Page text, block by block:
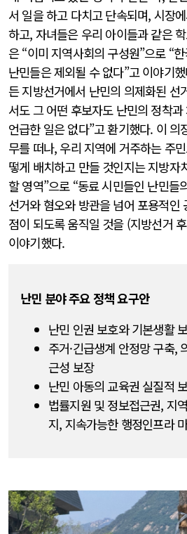
서 일을 하고 다치고 단속되며, 시장
하고, 자녀들은 우리 아이들과 같은
은 “이미 지역사회의 구성원”으로 “
난민들은 제외될 수 없다”고 이야기
든 지방선거에서 난민의 의제화된 선
서도 그 어떤 후보자도 난민의 정착
언급한 일은 없다”고 환기했다. 이 의
무를 떠나, 우리 지역에 거주하는 주
떻게 배치하고 만들 것인지는 지방자
할 영역”으로 “동료 시민들인 난민들
선거와 혐오와 방관을 넘어 포용적인
점이 되도록 움직일 것을 (지방선거
이야기했다.
난민 분야 주요 정책 요구안
난민 인권 보호와 기본생활
주거·긴급생계 안정망 구축,
근성 보장
난민 아동의 교육권 실질적
법률지원 및 정보접근권, 지
지, 지속가능한 행정인프라